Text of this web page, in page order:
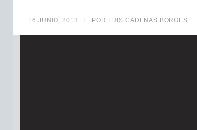
16 JUNIO, 2013 / POR LUIS CADENAS BORGES